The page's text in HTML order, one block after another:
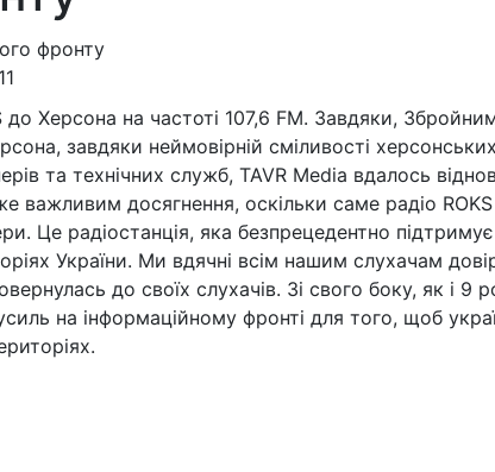
Херсона на частоті 107,6 FM. Завдяки,
завдяки неймовірній сміливості херсонських
та технічних служб, TAVR Media вдалось
важливим досягнення, оскільки саме радіо
Це радіостанція, яка безпрецедентно
України. Ми вдячні всім нашим слухачам
до своїх слухачів. Зі свого боку, як і 9
на інформаційному фронті для того, щоб